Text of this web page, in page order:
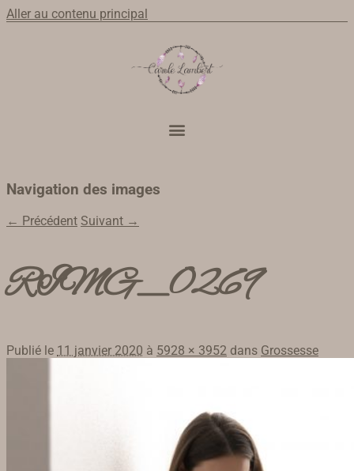
Aller au contenu principal
Navigation des images
← Précédent Suivant →
RIMG_0269
Publié le 11 janvier 2020 à 5928 × 3952 dans Grossesse